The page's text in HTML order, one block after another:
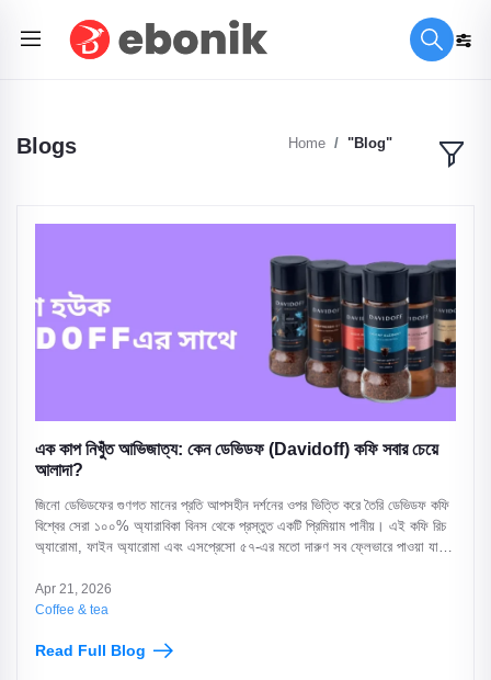
Blogs Home "Blog"
এক কাপ নিখুঁত আভিজাত্য: কেন ডেভিডফ (Davidoff) কফি সবার চেয়ে
আলাদা?
জিনো ডেভিডফের গুণগত মানের প্রতি আপসহীন দর্শনের ওপর ভিত্তি করে তৈরি ডেভিডফ কফি
বিশ্বের সেরা ১০০% অ্যারাবিকা বিনস থেকে প্রস্তুত একটি প্রিমিয়াম পানীয়। এই কফি রিচ
অ্যারোমা, ফাইন অ্যারোমা এবং এসপ্রেসো ৫৭-এর মতো দারুণ সব ফ্লেভারে পাওয়া যায়,
করতে ফুটন্ত পানির বদলে ৯০°-৯৫° সেলসিয়াস তাপমাত্রার পানি ব্যবহার করে এবং 'দ্য
ব্লুমিং' প্রক্রিয়ায় এটি তৈরি করা উচিত। বাংলাদেশে ১০০% অরিজিনাল এবং ফ্রেশ ডেভিডফ
নির্ভরযোগ্য গন্তব্য।
Apr 21, 2026
Coffee & tea
Read Full Blog